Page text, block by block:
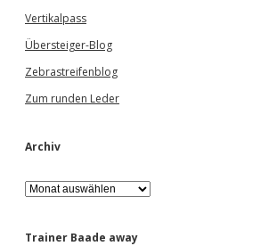
Vertikalpass
Übersteiger-Blog
Zebrastreifenblog
Zum runden Leder
Archiv
A
r
h
Trainer Baade away